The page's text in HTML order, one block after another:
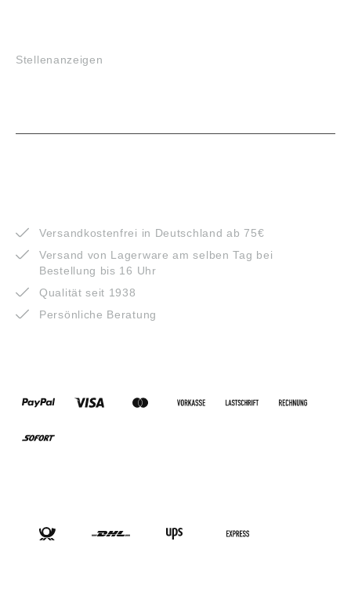
Stellenanzeigen
Versandkostenfrei in Deutschland ab 75€
Versand von Lagerware am selben Tag bei
Bestellung bis 16 Uhr
Qualität seit 1938
Persönliche Beratung